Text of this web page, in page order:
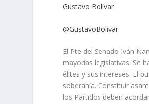
Gustavo Bolívar
@GustavoBolivar
El Pte del Senado Iván
mayorías legislativas. Se
élites y sus intereses. El
soberanía. Constituir
los Partidos deben